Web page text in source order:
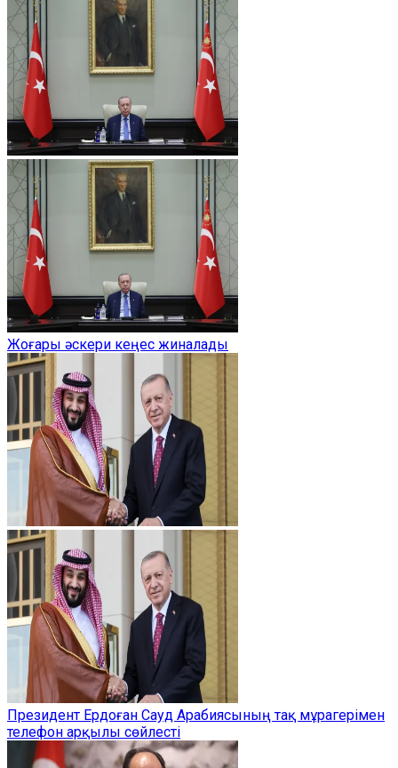
Жоғары әскери кеңес жиналады
Президент Ердоған Сауд Арабиясының тақ мұрагерімен
телефон арқылы сөйлесті